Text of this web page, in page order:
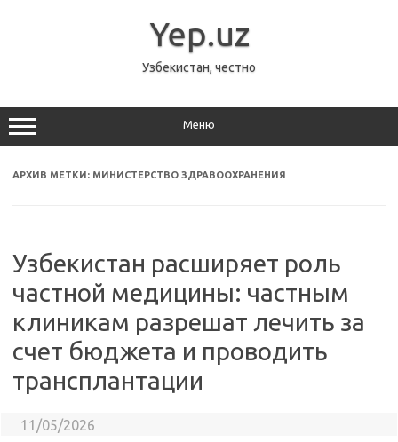
Yep.uz
Узбекистан, честно
Меню
АРХИВ МЕТКИ: МИНИСТЕРСТВО ЗДРАВООХРАНЕНИЯ
Узбекистан расширяет роль
частной медицины: частным
клиникам разрешат лечить за
счет бюджета и проводить
трансплантации
11/05/2026